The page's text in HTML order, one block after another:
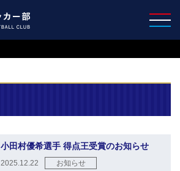
小田村優希選手 得点王受賞のお知らせ
2025.12.22 お知らせ